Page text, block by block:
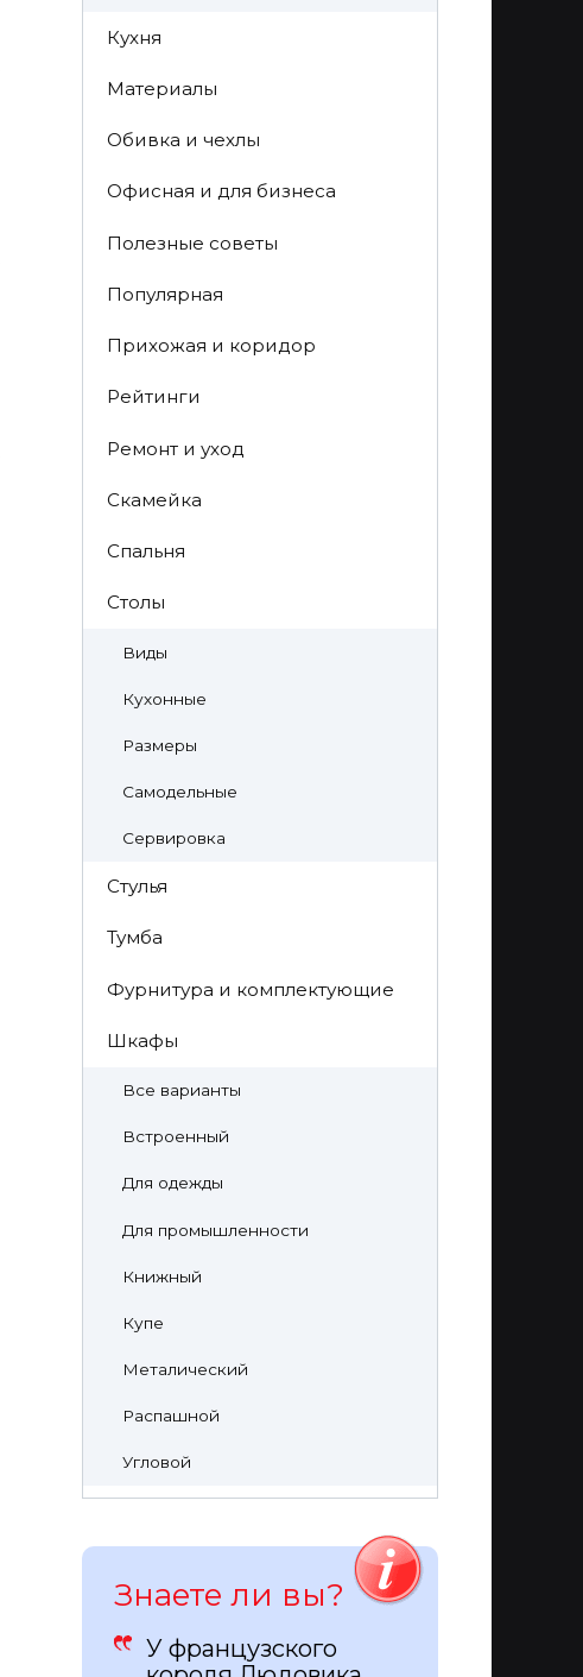
Кухня
Материалы
Обивка и чехлы
Офисная и для бизнеса
Полезные советы
Популярная
Прихожая и коридор
Рейтинги
Ремонт и уход
Скамейка
Спальня
Столы
Виды
Кухонные
Размеры
Самодельные
Сервировка
Стулья
Тумба
Фурнитура и комплектующие
Шкафы
Все варианты
Встроенный
Для одежды
Для промышленности
Книжный
Купе
Металический
Распашной
Угловой
Знаете ли вы?
У французского